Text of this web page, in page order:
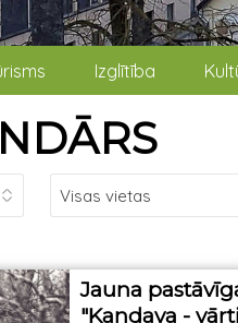
Izglītība
Jauna
"Kandava -